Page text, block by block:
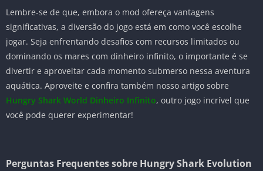
Lembre-se de que, embora o mod ofereça vantagens
significativas, a diversão do jogo está em como você escolhe
jogar. Seja enfrentando desafios com recursos limitados ou
dominando os mares com dinheiro infinito, o importante é se
divertir e aproveitar cada momento submerso nessa aventura
aquática. Aproveite e confira também nosso artigo sobre
Hungry Shark World Dinheiro Infinito, outro jogo incrível que
você pode querer experimentar!
Perguntas Frequentes sobre Hungry Shark Evolution